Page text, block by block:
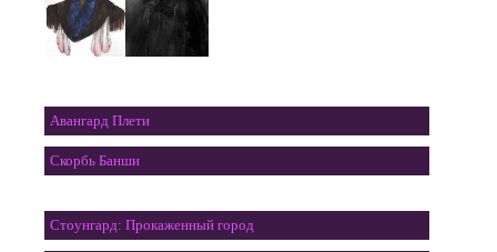
Авангард Плети
Скорбь Банши
Стоунгард: Прокаженный город